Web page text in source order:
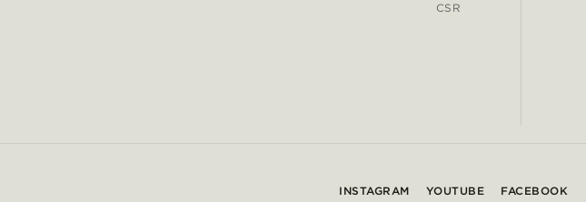
CSR
INSTAGRAM YOUTUBE FACEBOOK